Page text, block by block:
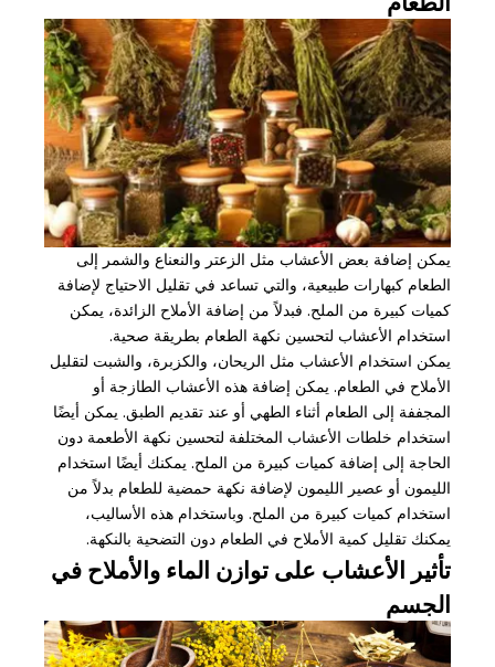
يمكن إضافة بعض الأعشاب مثل الزعتر والنعناع والشمر إلى
الطعام كبهارات طبيعية، والتي تساعد في تقليل الاحتياج لإضافة
كميات كبيرة من الملح. فبدلاً من إضافة الأملاح الزائدة، يمكن
استخدام الأعشاب لتحسين نكهة الطعام بطريقة صحية.
يمكن استخدام الأعشاب مثل الريحان، والكزبرة، والشبت لتقليل
الأملاح في الطعام. يمكن إضافة هذه الأعشاب الطازجة أو
المجففة إلى الطعام أثناء الطهي أو عند تقديم الطبق. يمكن أيضًا
استخدام خلطات الأعشاب المختلفة لتحسين نكهة الأطعمة دون
الحاجة إلى إضافة كميات كبيرة من الملح. يمكنك أيضًا استخدام
الليمون أو عصير الليمون لإضافة نكهة حمضية للطعام بدلاً من
استخدام كميات كبيرة من الملح. وباستخدام هذه الأساليب،
يمكنك تقليل كمية الأملاح في الطعام دون التضحية بالنكهة.
تأثير الأعشاب على توازن الماء والأملاح في
الجسم